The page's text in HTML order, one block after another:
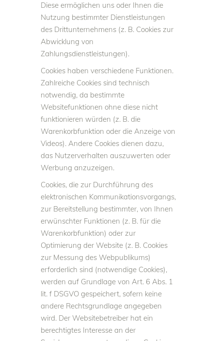
Diese ermöglichen uns oder Ihnen die
Nutzung bestimmter Dienstleistungen
des Drittunternehmens (z. B. Cookies zur
Abwicklung von
Zahlungsdienstleistungen).
Cookies haben verschiedene Funktionen.
Zahlreiche Cookies sind technisch
notwendig, da bestimmte
Websitefunktionen ohne diese nicht
funktionieren würden (z. B. die
Warenkorbfunktion oder die Anzeige von
Videos). Andere Cookies dienen dazu,
das Nutzerverhalten auszuwerten oder
Werbung anzuzeigen.
Cookies, die zur Durchführung des
elektronischen Kommunikationsvorgangs,
zur Bereitstellung bestimmter, von Ihnen
erwünschter Funktionen (z. B. für die
Warenkorbfunktion) oder zur
Optimierung der Website (z. B. Cookies
zur Messung des Webpublikums)
erforderlich sind (notwendige Cookies),
werden auf Grundlage von Art. 6 Abs. 1
lit. f DSGVO gespeichert, sofern keine
andere Rechtsgrundlage angegeben
wird. Der Websitebetreiber hat ein
berechtigtes Interesse an der